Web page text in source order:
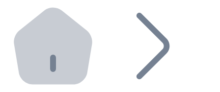
Distributeurs automatiques Bitnovo
Intégrez un ATM Bitnovo dans votre entreprise et
API Bitnovo
Intégrez notre API dans votre écosystème.